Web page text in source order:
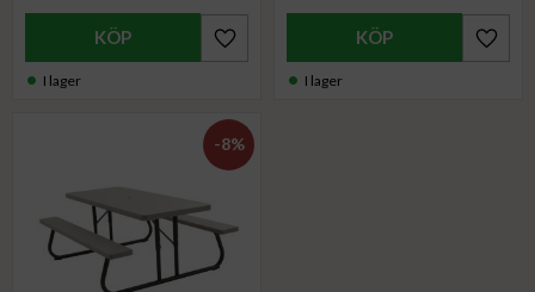
Lägg till i favoriter
I lager
Lägg
I lager
8%